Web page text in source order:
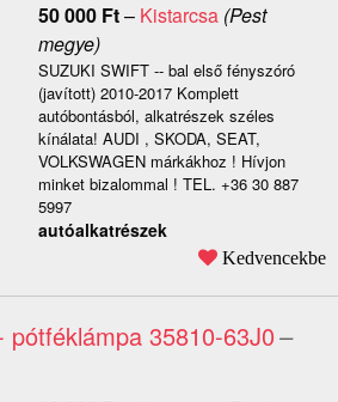
50 000 Ft– Kistarcsa(Pest
megye)
SUZUKI SWIFT -- bal első fényszóró
(javított) 2010-2017 Komplett
autóbontásból, alkatrészek széles
kínálata! AUDI , SKODA, SEAT,
VOLKSWAGEN márkákhoz ! Hívjon
minket bizalommal ! TEL. +36 30 887
5997
autóalkatrészek
Kedvencekbe
pótféklámpa 35810-63J0–